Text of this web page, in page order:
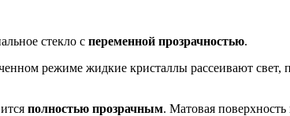
стекло с переменной прозрачностью.
режиме жидкие кристаллы рассеивают свет,
полностью прозрачным. Матовая поверхность